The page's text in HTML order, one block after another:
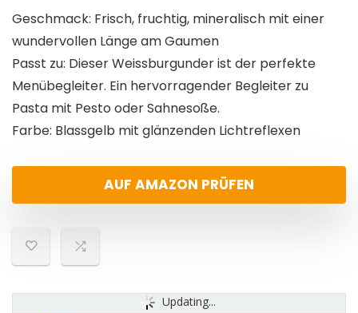
Geschmack: Frisch, fruchtig, mineralisch mit einer
wundervollen Länge am Gaumen
Passt zu: Dieser Weissburgunder ist der perfekte
Menübegleiter. Ein hervorragender Begleiter zu
Pasta mit Pesto oder Sahnesoße.
Farbe: Blassgelb mit glänzenden Lichtreflexen
AUF AMAZON PRÜFEN
Updating...